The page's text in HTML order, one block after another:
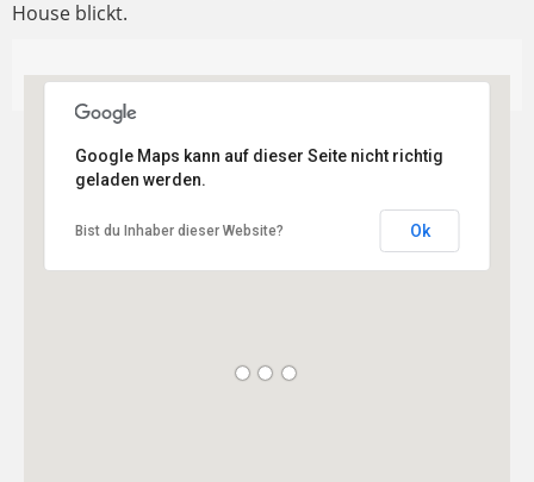
House blickt.
Google Maps kann auf dieser Seite nicht richtig
geladen werden.
Bist du Inhaber dieser Website? Ok